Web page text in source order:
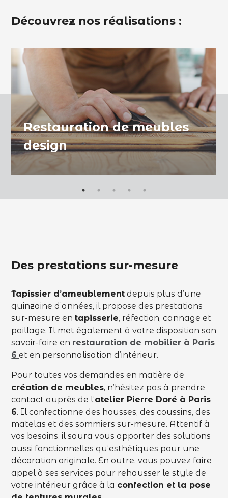
Découvrez nos réalisations :
Restauration de meubles
design
Des prestations sur-mesure
Tapissier d’ameublement depuis plus d’une
quinzaine d’années, il propose des prestations
sur-mesure en tapisserie, réfection, cannage et
paillage. Il met également à votre disposition son
savoir-faire en restauration de mobilier à Paris
6 et en personnalisation d’intérieur.
Pour toutes vos demandes en matière de
création de meubles, n’hésitez pas à prendre
contact auprès de l’atelier Pierre Doré à Paris
6. Il confectionne des housses, des coussins, des
matelas et des sommiers sur-mesure. Attentif à
vos besoins, il saura vous apporter des solutions
aussi fonctionnelles qu’esthétiques pour une
décoration originale. En outre, vous pouvez faire
appel à ses services pour rehausser le style de
votre intérieur grâce à la confection et la pose